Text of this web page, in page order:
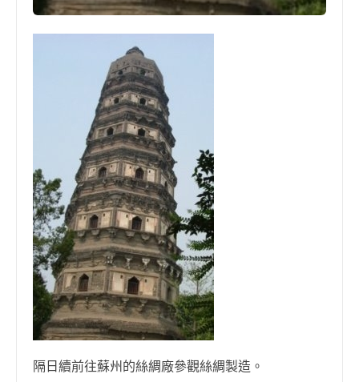
隔日續前往蘇州的絲綢廠參觀絲綢製造。